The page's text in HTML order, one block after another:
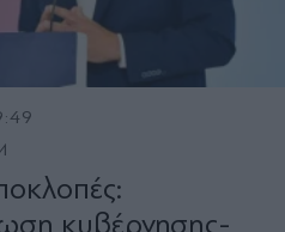
κυβέρνησης-